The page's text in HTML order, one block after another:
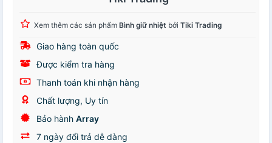
Xem thêm các sản phẩm Bình giữ nhiệt bởi Tiki Trading
Giao hàng toàn quốc
Được kiểm tra hàng
Thanh toán khi nhận hàng
Chất lượng, Uy tín
Bảo hành Array
7 ngày đổi trả dễ dàng